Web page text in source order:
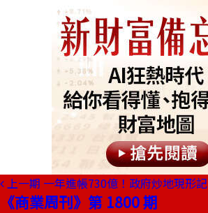
上一期 一年進帳730億！政府炒地現形記
《商業周刊》第 1800 期